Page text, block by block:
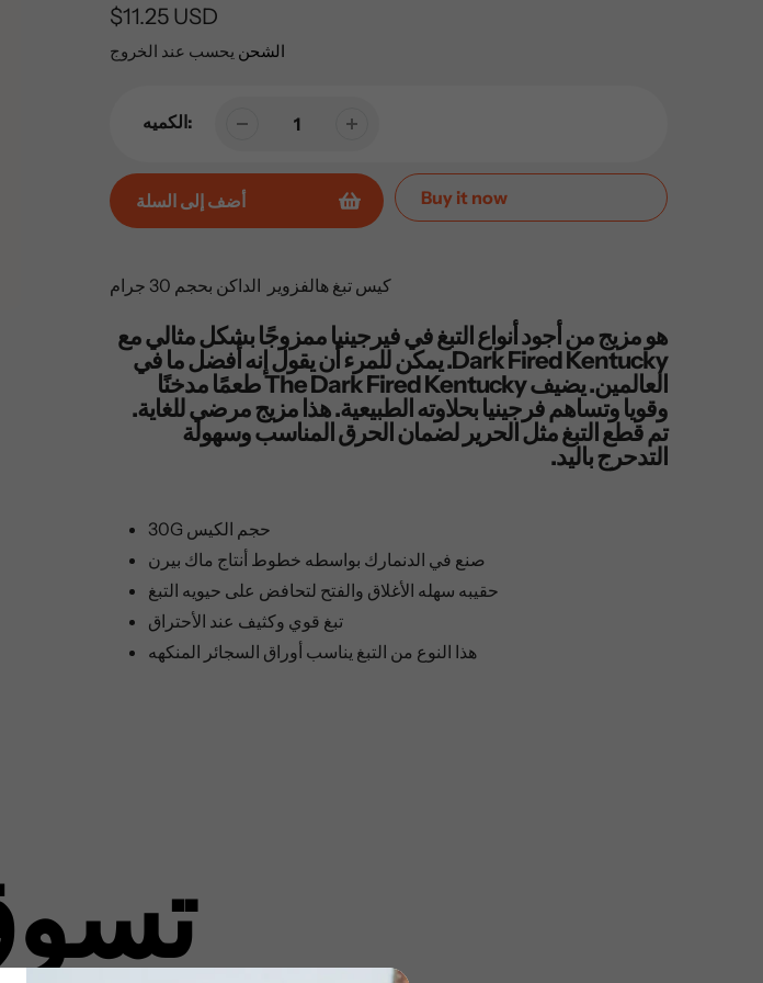
السعر
العادي
$11.25 USD
الشحن يحسب عند الخروج
الكميه:
أضف إلى السلة Buy it now
المنتج
عربة
التسوق
كيس تبغ هالفزوير الداكن بحجم 30 جرام
هو مزيج من أجود أنواع التبغ في فيرجينيا ممزوجًا بشكل مثالي مع
Dark Fired Kentucky. يمكن للمرء أن يقول إنه أفضل ما في
العالمين. يضيف The Dark Fired Kentucky طعمًا مدخنًا
وقويا وتساهم فرجينيا بحلاوته الطبيعية. هذا مزيج مرضي للغاية.
تم قطع التبغ مثل الحرير لضمان الحرق المناسب وسهولة
التدحرج باليد.
30G حجم الكيس
صنع في الدنمارك بواسطه خطوط أنتاج ماك بيرن
حقيبه سهله الأغلاق والفتح لتحافض على حيويه التبغ
تبغ قوي وكثيف عند الأحتراق
هذا النوع من التبغ يناسب أوراق السجائر المنكهه